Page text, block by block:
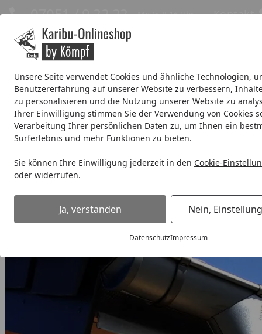
Unsere Seite verwendet Cookies und ähnliche Technologien,
Benutzererfahrung auf unserer Website zu verbessern,
zu personalisieren und die Nutzung unserer Website zu
Ihrer Einwilligung stimmen Sie der Verwendung von Cookies
Verarbeitung Ihrer persönlichen Daten zu, um Ihnen ein
Surferlebnis und mehr Funktionen zu bieten.
Sie können Ihre Einwilligung jederzeit in den Cookie-
oder widerrufen.
Ja, verstanden Nein,
DatenschutzImpressum
Eigene Montage-Teams
07051 / 9 22 22 Mo-Fr. 8-16 Uhr Kontakt
Systemhaus Blockbohlenhaus Gartenhäuser
Wellness % Sale %
Startseite
Metall Dachrinnenset 345MB für Walmdächer bis 4 x 500